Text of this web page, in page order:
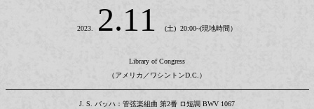
2023. 2.11 (土) 20:00~(現地時間）
Library of Congress
（アメリカ／ワシントンD.C.）
J. S. バッハ：管弦楽組曲 第2番 ロ短調 BWV 1067